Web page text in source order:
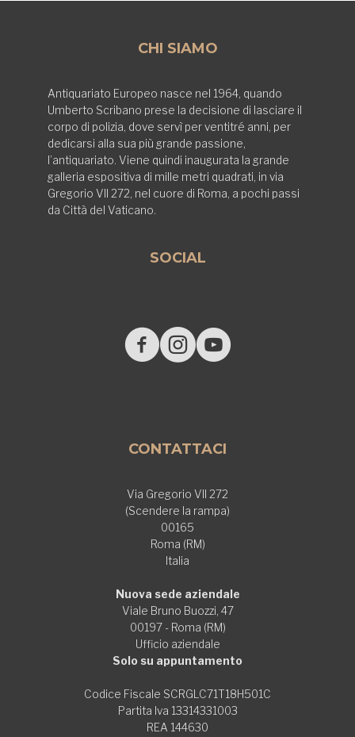
CHI SIAMO
Antiquariato Europeo nasce nel 1964, quando
Umberto Scribano prese la decisione di lasciare il
corpo di polizia, dove servì per ventitré anni, per
dedicarsi alla sua più grande passione,
l’antiquariato. Viene quindi inaugurata la grande
galleria espositiva di mille metri quadrati, in via
Gregorio VII 272, nel cuore di Roma, a pochi passi
da Città del Vaticano.
SOCIAL
CONTATTACI
Via Gregorio VII 272
(Scendere la rampa)
00165
Roma (RM)
Italia
Nuova sede aziendale
Viale Bruno Buozzi, 47
00197 - Roma (RM)
Ufficio aziendale
Solo su appuntamento
Codice Fiscale SCRGLC71T18H501C
Partita Iva 13314331003
REA 144630